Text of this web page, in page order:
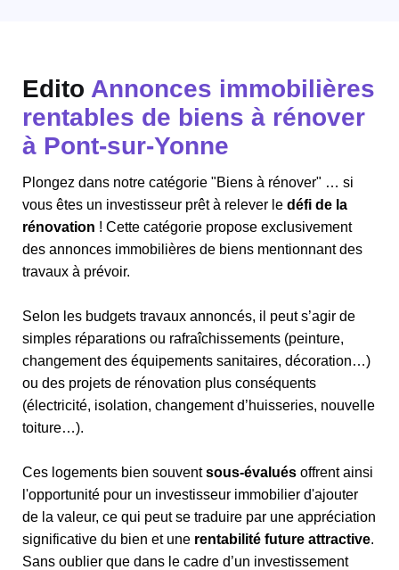
Edito Annonces immobilières
rentables de biens à rénover
à Pont-sur-Yonne
Plongez dans notre catégorie "Biens à rénover" … si
vous êtes un investisseur prêt à relever le défi de la
rénovation ! Cette catégorie propose exclusivement
des annonces immobilières de biens mentionnant des
travaux à prévoir.
Selon les budgets travaux annoncés, il peut s’agir de
simples réparations ou rafraîchissements (peinture,
changement des équipements sanitaires, décoration…)
ou des projets de rénovation plus conséquents
(électricité, isolation, changement d’huisseries, nouvelle
toiture…).
Ces logements bien souventsous-évalués offrent ainsi
l'opportunité pour un investisseur immobilier d'ajouter
de la valeur, ce qui peut se traduire par une appréciation
significative du bien et une rentabilité future attractive.
Sans oublier que dans le cadre d’un investissement